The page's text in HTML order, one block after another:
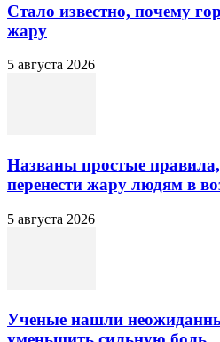
Стало известно, почему
жару
5 августа 2026
Названы простые
перенести жару людям в
5 августа 2026
Ученые нашли